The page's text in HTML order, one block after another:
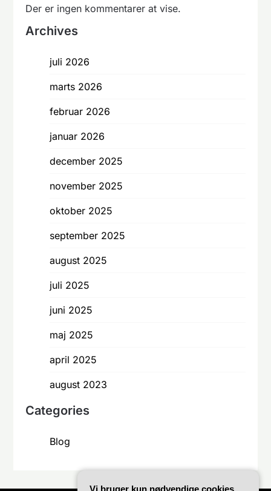
Der er ingen kommentarer at vise.
Archives
juli 2026
marts 2026
februar 2026
januar 2026
december 2025
november 2025
oktober 2025
september 2025
august 2025
juli 2025
juni 2025
maj 2025
april 2025
august 2023
Categories
Blog
Vi bruger kun nødvendige cookies